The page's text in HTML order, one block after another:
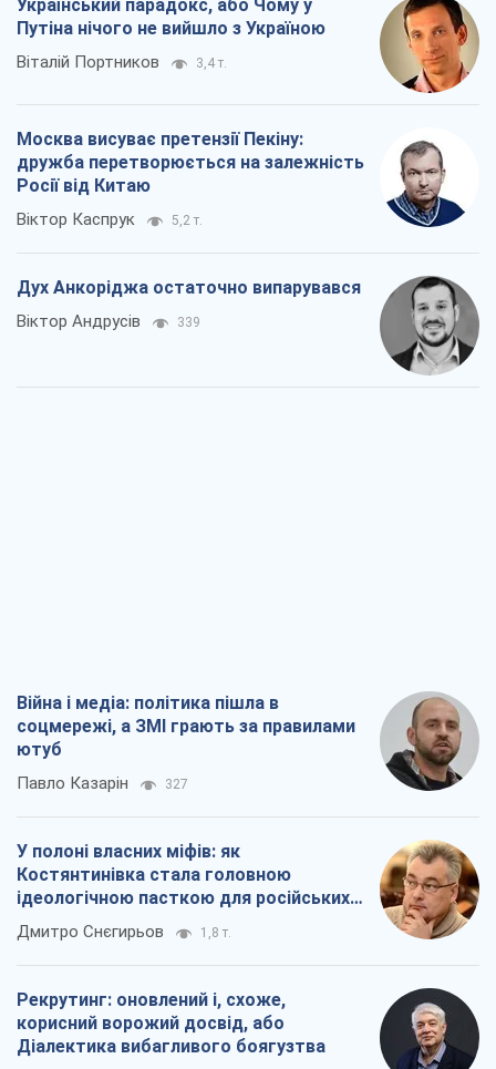
Український парадокс, або Чому у
Путіна нічого не вийшло з Україною
Віталій Портников 3,4 т.
Москва висуває претензії Пекіну:
дружба перетворюється на залежність
Росії від Китаю
Віктор Каспрук 5,2 т.
Дух Анкоріджа остаточно випарувався
Віктор Андрусів 339
Війна і медіа: політика пішла в
соцмережі, а ЗМІ грають за правилами
ютуб
Павло Казарін 327
У полоні власних міфів: як
Костянтинівка стала головною
ідеологічною пасткою для російських
окупантів
Дмитро Снєгирьов 1,8 т.
Рекрутинг: оновлений і, схоже,
корисний ворожий досвід, або
Діалектика вибагливого боягузтва